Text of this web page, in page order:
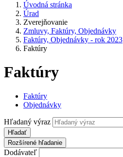
Úvodná stránka
Úrad
Zverejňovanie
Zmluvy, Faktúry, Objednávky
Faktúry, Objednávky - rok 2023
Faktúry
Faktúry
Faktúry
Objednávky
Hľadaný výraz
Hľadať
Rozšírené hľadanie
Dodávateľ